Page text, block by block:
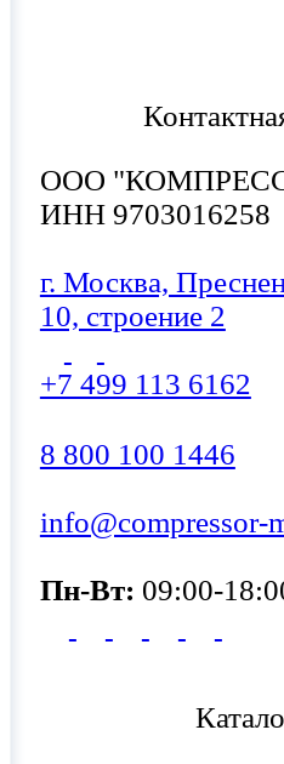
ООО
ИНН 9703016258
г. Москва,
10, строение 2
+7 499 113 6162
8 800 100 1446
info@compressor-
Пн-Вт: 09:00-